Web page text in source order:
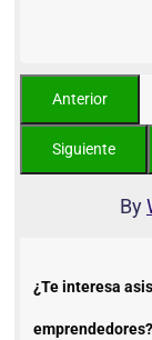
By
¿Te interesa
emprendedores?